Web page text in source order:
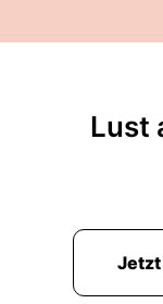
Lust